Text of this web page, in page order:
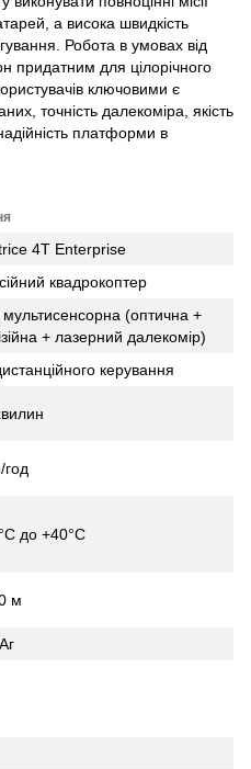
а висока швидкість
Робота в умовах від
придатним для цілорічного
ключовими є
точність далекоміра, якість
платформи в
4T Enterprise
квадрокоптер
(оптична +
+ лазерний далекомір)
керування
до +40°C
м